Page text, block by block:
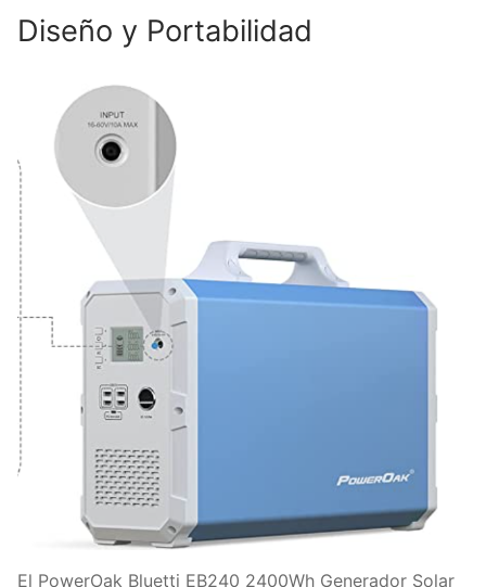
Diseño y Portabilidad
El PowerOak Bluetti EB240 2400Wh Generador Solar